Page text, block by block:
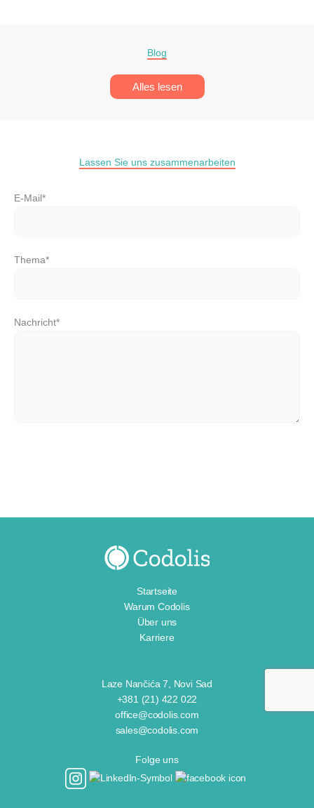
Blog
Alles lesen
Lassen Sie uns zusammenarbeiten
E-Mail*
Thema*
Nachricht*
Startseite
Warum Codolis
Über uns
Karriere
Laze Nančića 7, Novi Sad
+381 (21) 422 022
office@codolis.com
sales@codolis.com
Folge uns